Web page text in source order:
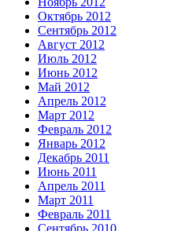
Октябрь 2012
Сентябрь 2012
Август 2012
Июль 2012
Июнь 2012
Май 2012
Апрель 2012
Март 2012
Февраль 2012
Январь 2012
Декабрь 2011
Июнь 2011
Апрель 2011
Март 2011
Февраль 2011